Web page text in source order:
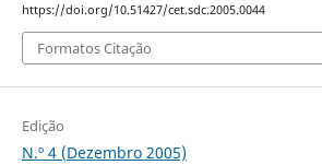
https://doi.org/10.51427/cet.sdc.2005.0044
Formatos Citação
Edição
N.º 4 (Dezembro 2005)